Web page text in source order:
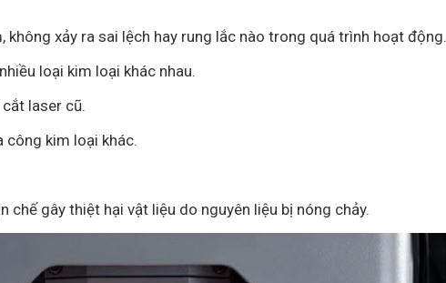
xảy ra sai lệch hay rung lắc nào trong quá trình hoạt động.
loại kim loại khác nhau.
laser cũ.
công kim loại khác.
chế gây thiệt hại vật liệu do nguyên liệu bị nóng chảy.